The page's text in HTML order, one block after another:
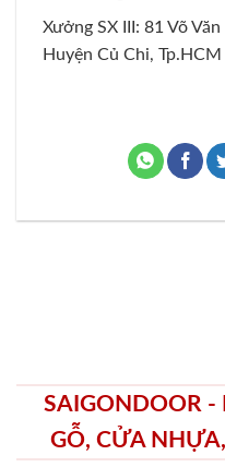
Xưởng SX III: 81 Võ
Huyện Củ Chi, Tp.HCM
SAIGONDOOR -
GỖ, CỬA